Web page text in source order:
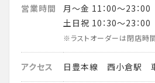
営業時間
月～金 11：00～23：00
土日祝 10：30～23：00
※ラストオーダーは閉店時
アクセス 日豊本線 西小倉駅